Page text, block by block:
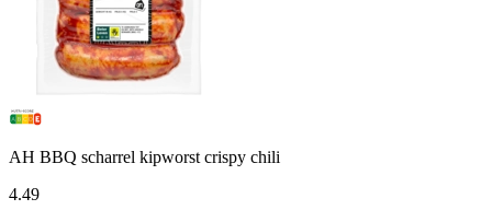
AH BBQ scharrel kipworst crispy chili
4.49